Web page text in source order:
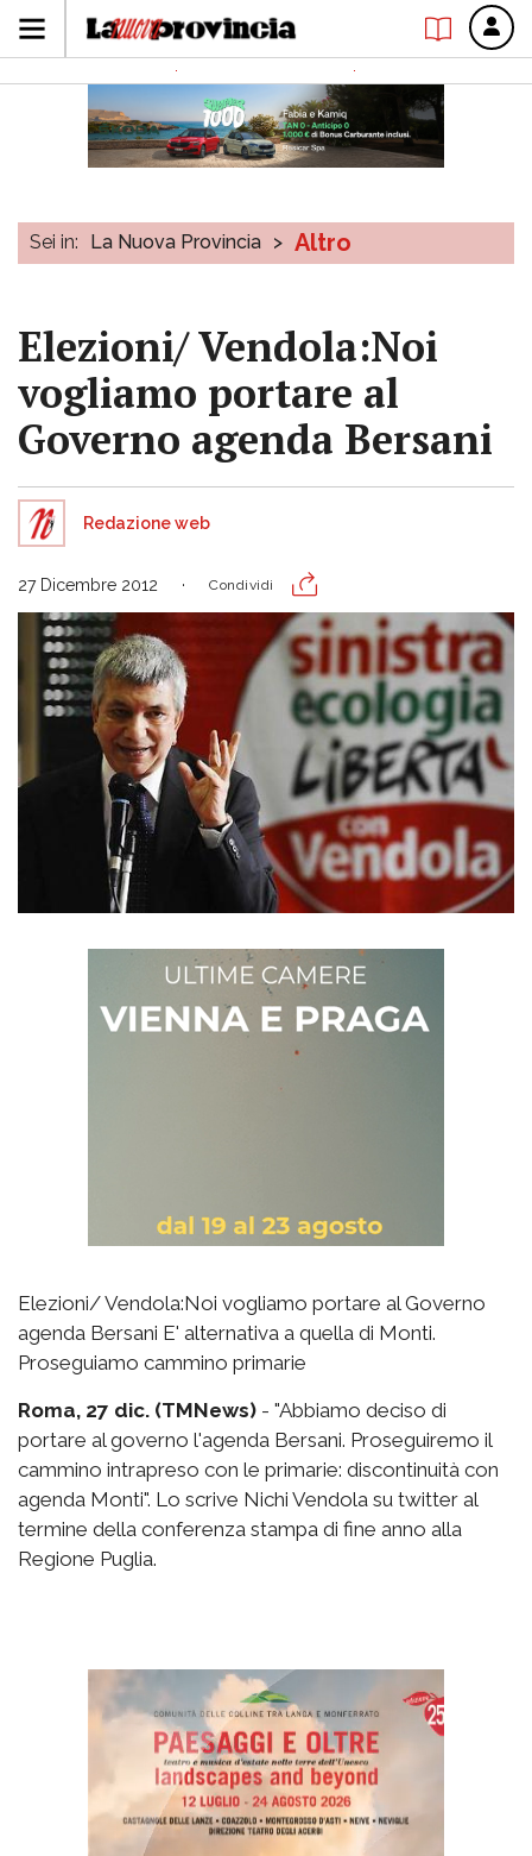
Sei in: La Nuova Provincia > Altro
Elezioni/ Vendola:Noi
vogliamo portare al
Governo agenda Bersani
Redazione web
27 Dicembre 2012 Condividi
Elezioni/ Vendola:Noi vogliamo portare al Governo
agenda Bersani E' alternativa a quella di Monti.
Proseguiamo cammino primarie
Roma, 27 dic. (TMNews) - "Abbiamo deciso di
portare al governo l'agenda Bersani. Proseguiremo il
cammino intrapreso con le primarie: discontinuità con
agenda Monti". Lo scrive Nichi Vendola su twitter al
termine della conferenza stampa di fine anno alla
Regione Puglia.